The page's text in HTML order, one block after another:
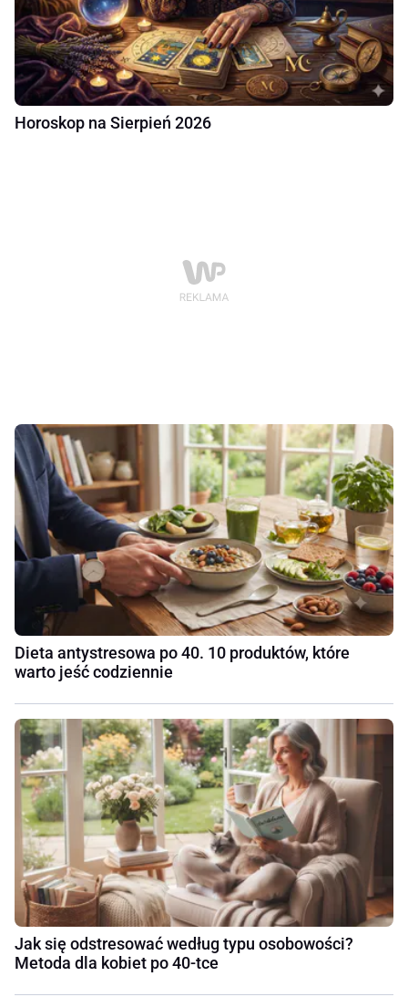
Horoskop na Sierpień 2026
Dieta antystresowa po 40. 10 produktów, które
warto jeść codziennie
Jak się odstresować według typu osobowości?
Metoda dla kobiet po 40-tce